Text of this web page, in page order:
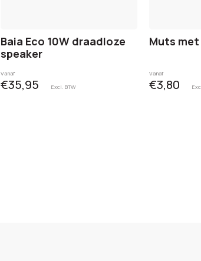
Baia Eco 10W draadloze
speaker
Vanaf
€35,95 Excl. BTW
Muts met
Vanaf
€3,80